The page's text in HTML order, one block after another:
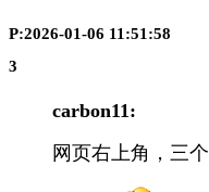
P:2026-01-06 11:51:58
3
carbon11:
网页右上角，三